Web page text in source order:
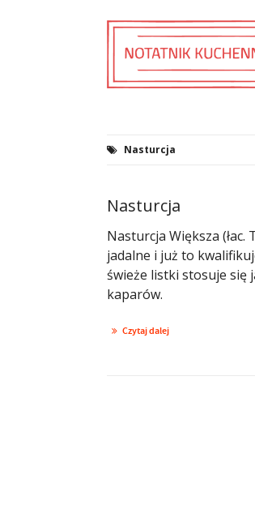
Nasturcja
Nasturcja
Nasturcja Większa
jadalne i już to
świeże listki stosuje się
kaparów.
Czytaj dalej